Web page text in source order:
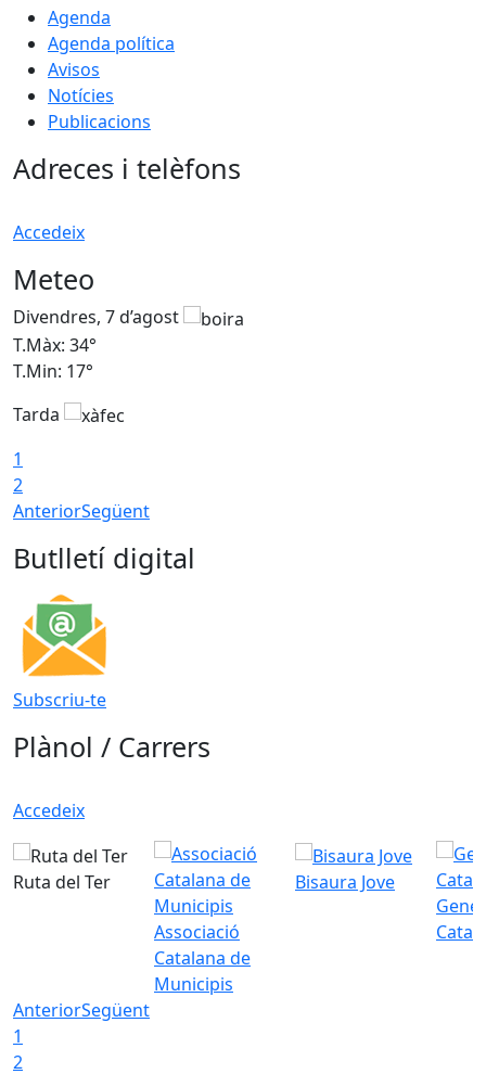
Agenda
Agenda política
Avisos
Notícies
Publicacions
Adreces i telèfons
Accedeix
Meteo
Divendres, 7 d’agost
T.Màx: 34°
T.Min: 17°
Tarda
1
2
AnteriorSegüent
Butlletí digital
Subscriu-te
Plànol / Carrers
Accedeix
Ruta del Ter
Associació
Catalana de
Municipis
Bisaura Jove
AnteriorSegüent
1
2